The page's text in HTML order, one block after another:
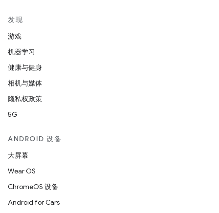
发现
游戏
机器学习
健康与健身
相机与媒体
隐私权政策
5G
ANDROID 设备
大屏幕
Wear OS
ChromeOS 设备
Android for Cars